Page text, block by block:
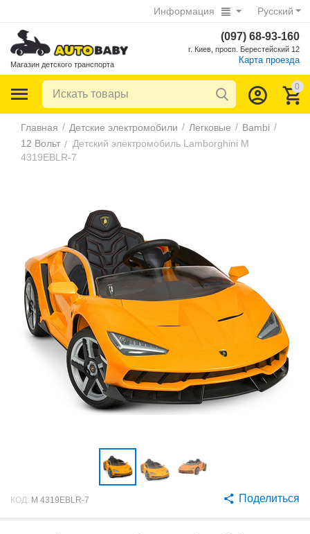
Русский
Информация
Магазин детского транспорта
(097) 68-93-160
г. Киев, просп. Берестейский 12
Карта проезда
0
Главная / Детские электромобили / Легковые / Bambi /
12 Вольт / Детский электромобиль Lamborghini M
4319EBLR-7
КОД: M 4319EBLR-7 Поделиться